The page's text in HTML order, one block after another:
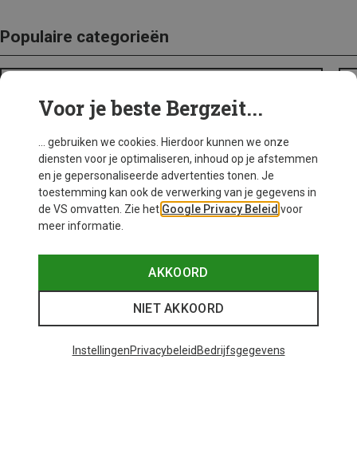
Populaire categorieën
Voor je beste Bergzeit...
... gebruiken we cookies. Hierdoor kunnen we onze
diensten voor je optimaliseren, inhoud op je afstemmen
en je gepersonaliseerde advertenties tonen. Je
toestemming kan ook de verwerking van je gegevens in
de VS omvatten. Zie het Google Privacy Beleid voor
meer informatie.
AKKOORD
NIET AKKOORD
InstellingenPrivacybeleid Bedrijfsgegevens